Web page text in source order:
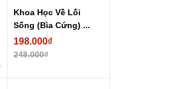
Khoa Học Về Lối
Sống (Bìa Cứng) ...
198.000₫
248.000₫